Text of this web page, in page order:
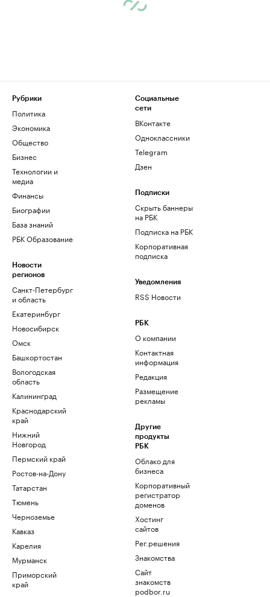
Рубрики
Политика
Экономика
Общество
Бизнес
Технологии и
медиа
Финансы
Биографии
База знаний
РБК Образование
Новости
регионов
Санкт-Петербург
и область
Екатеринбург
Новосибирск
Омск
Башкортостан
Вологодская
область
Калининград
Краснодарский
край
Нижний
Новгород
Пермский край
Ростов-на-Дону
Татарстан
Тюмень
Черноземье
Кавказ
Карелия
Мурманск
Приморский
край
Социальные
сети
ВКонтакте
Одноклассники
Telegram
Дзен
Подписки
Скрыть баннеры
на РБК
Подписка на РБК
Корпоративная
подписка
Уведомления
RSS Новости
РБК
О компании
Контактная
информация
Редакция
Размещение
рекламы
Другие
продукты
РБК
Облако для
бизнеса
Корпоративный
регистратор
доменов
Хостинг
сайтов
Рег.решения
Знакомства
Сайт
знакомств
podbor.ru